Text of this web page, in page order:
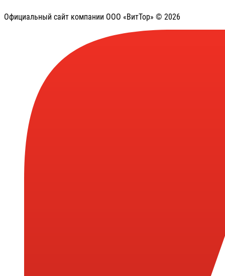
Официальный сайт компании ООО «ВитТор» © 2026